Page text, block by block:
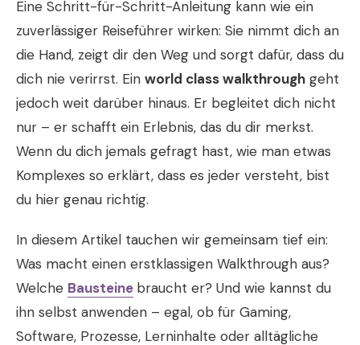
Eine Schritt-für-Schritt-Anleitung kann wie ein
zuverlässiger Reiseführer wirken: Sie nimmt dich an
die Hand, zeigt dir den Weg und sorgt dafür, dass du
dich nie verirrst. Ein world class walkthrough geht
jedoch weit darüber hinaus. Er begleitet dich nicht
nur – er schafft ein Erlebnis, das du dir merkst.
Wenn du dich jemals gefragt hast, wie man etwas
Komplexes so erklärt, dass es jeder versteht, bist
du hier genau richtig.
In diesem Artikel tauchen wir gemeinsam tief ein:
Was macht einen erstklassigen Walkthrough aus?
Welche Bausteine braucht er? Und wie kannst du
ihn selbst anwenden – egal, ob für Gaming,
Software, Prozesse, Lerninhalte oder alltägliche